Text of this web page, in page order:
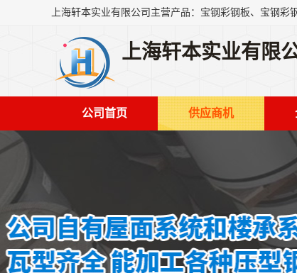
上海轩本实业有限
公司首页 供应商机